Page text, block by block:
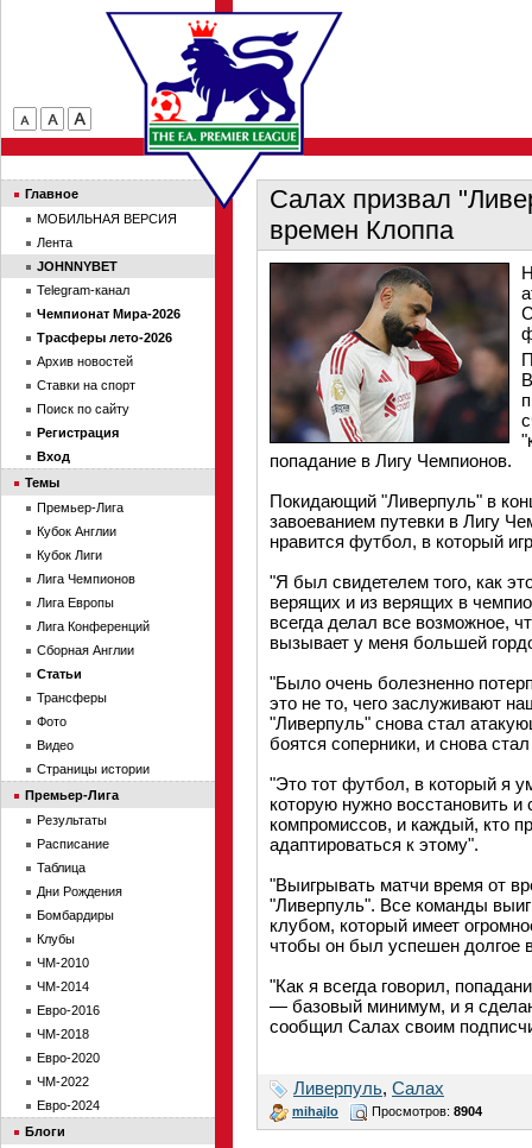
Салах призвал
времен Клоппа
попадание в Лигу Чемпионов.
Покидающий "Ливерпуль" в
завоеванием путевки в Лигу
нравится футбол, в который
"Я был свидетелем того, как
верящих и из верящих в
всегда делал все возможное,
вызывает у меня большей
"Было очень болезненно
это не то, чего заслуживают
"Ливерпуль" снова стал
боятся соперники, и снова
"Это тот футбол, в который я
которую нужно восстановить
компромиссов, и каждый, кто
адаптироваться к этому".
"Выигрывать матчи время от
"Ливерпуль". Все команды
клубом, который имеет
чтобы он был успешен долгое
"Как я всегда говорил,
— базовый минимум, и я
сообщил Салах своим
Ливерпуль, Салах
mihajlo Просмотров: 8904
Главное
МОБИЛЬНАЯ ВЕРСИЯ
Лента
JOHNNYBET
Telegram-канал
Чемпионат Мира-2026
Трасферы лето-2026
Архив новостей
Ставки на спорт
Поиск по сайту
Регистрация
Вход
Темы
Премьер-Лига
Кубок Англии
Кубок Лиги
Лига Чемпионов
Лига Европы
Лига Конференций
Сборная Англии
Статьи
Трансферы
Фото
Видео
Страницы истории
Премьер-Лига
Результаты
Расписание
Таблица
Дни Рождения
Бомбардиры
Клубы
ЧМ-2010
ЧМ-2014
Евро-2016
ЧМ-2018
Евро-2020
ЧМ-2022
Евро-2024
Блоги